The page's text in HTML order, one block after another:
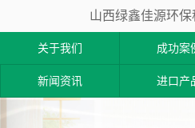
山西绿鑫佳源环保
关于我们 成功案
新闻资讯 进口产